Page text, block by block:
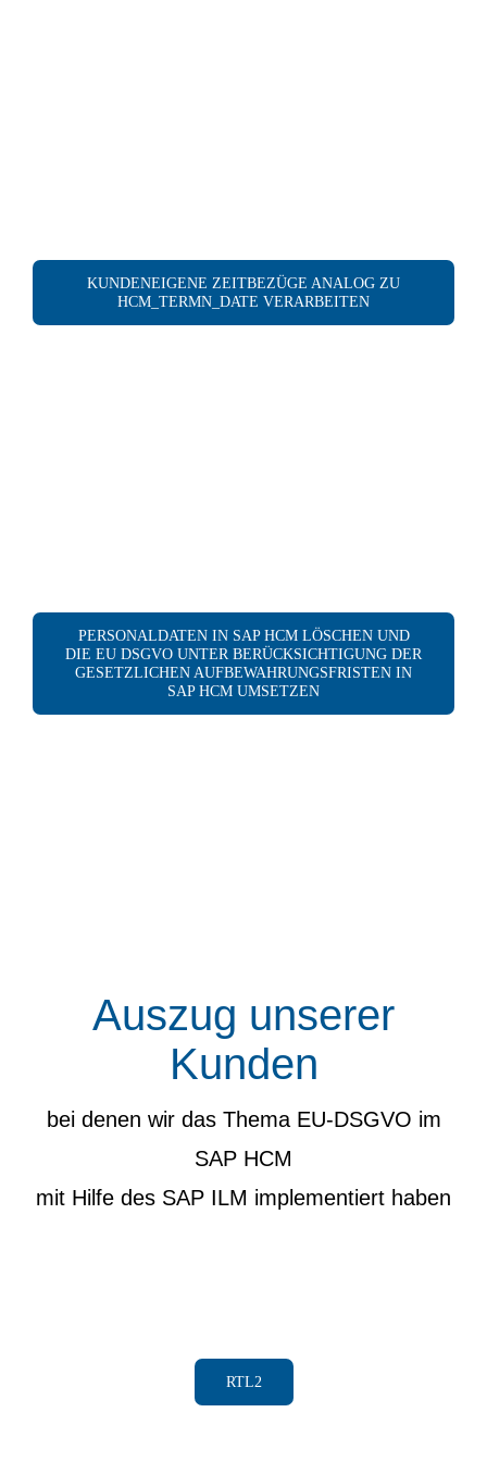
KUNDENEIGENE ZEITBEZÜGE ANALOG ZU
HCM_TERMN_DATE VERARBEITEN
PERSONALDATEN IN SAP HCM LÖSCHEN UND
DIE EU DSGVO UNTER BERÜCKSICHTIGUNG DER
GESETZLICHEN AUFBEWAHRUNGSFRISTEN IN
SAP HCM UMSETZEN
Auszug unserer
Kunden
bei denen wir das Thema EU-DSGVO im
SAP HCM
mit Hilfe des SAP ILM implementiert haben
RTL2